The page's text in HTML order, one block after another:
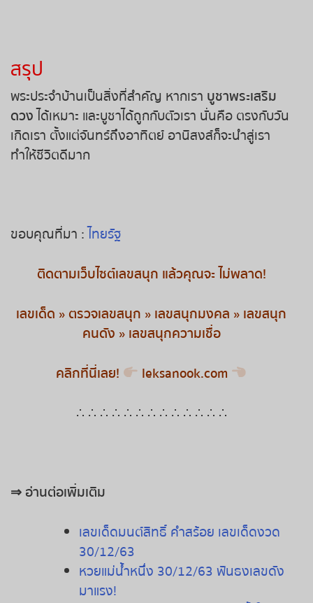
หวยหุ้นอังกฤษ
หวยหุ้นรัสเซีย
หวยหุ้นอินเดีย
สรุป
พระประจำบ้านเป็นสิ่งที่สำคัญ หากเรา บูชาพระเสริม
ดวงได้เหมาะ และบูชาได้ถูกกับตัวเรา นั่นคือ ตรงกับวัน
เกิดเรา ตั้งแต่จันทร์ถึงอาทิตย์ อานิสงส์ก็จะนำสู่เรา
ทำให้ชีวิตดีมาก
ขอบคุณที่มา :ไทยรัฐ
ติดตามเว็บไซต์เลขสนุก แล้วคุณจะ ไม่พลาด!
เลขเด็ด »ตรวจเลขสนุก » เลขสนุกมงคล » เลขสนุก
คนดัง » เลขสนุกความเชื่อ
คลิกที่นี่เลย!
leksanook.com
∴ ∴ ∴ ∴ ∴ ∴ ∴ ∴ ∴ ∴ ∴ ∴ ∴
⇒ อ่านต่อเพิ่มเติม
เลขเด็ดมนต์สิทธิ์ คำสร้อย เลขเด็ดงวด
30/12/63
หวยแม่น้ำหนึ่ง 30/12/63 ฟันธงเลขดัง
มาแรง!